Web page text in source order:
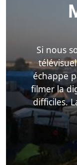
Si nous
échappe
filmer la
difficiles.